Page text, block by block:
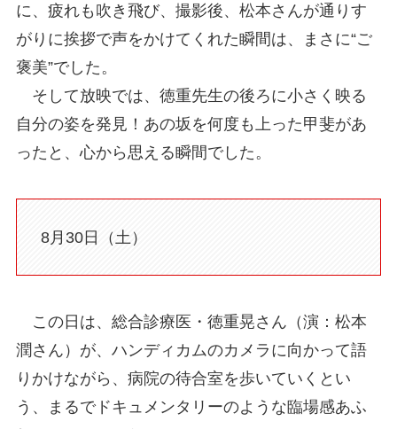
に、疲れも吹き飛び、撮影後、松本さんが通りす
がりに挨拶で声をかけてくれた瞬間は、まさに“ご
褒美”でした。
そして放映では、徳重先生の後ろに小さく映る
自分の姿を発見！あの坂を何度も上った甲斐があ
ったと、心から思える瞬間でした。
8月30日（土）
この日は、総合診療医・徳重晃さん（演：松本
潤さん）が、ハンディカムのカメラに向かって語
りかけながら、病院の待合室を歩いていくとい
う、まるでドキュメンタリーのような臨場感あふ